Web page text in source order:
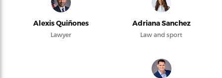
Alexis Quiñones
Lawyer
Adriana Sanchez
Law and sport